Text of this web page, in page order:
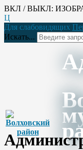
ВКЛ / ВЫКЛ:
Ц
Для слабовидящих
Искать...